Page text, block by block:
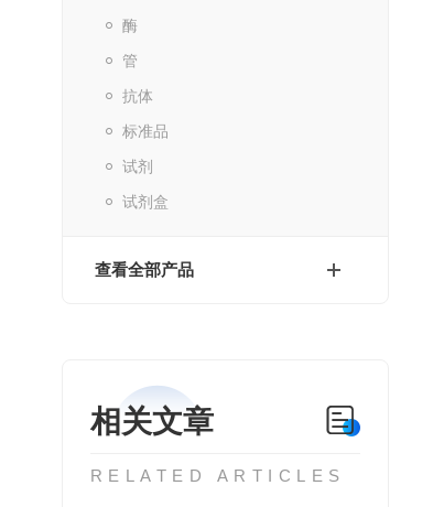
酶
管
抗体
标准品
试剂
试剂盒
查看全部产品
相关文章
RELATED ARTICLES